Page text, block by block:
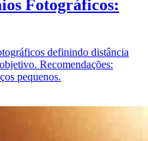
Fotográficos:
definindo distância
Recomendações:
pequenos.